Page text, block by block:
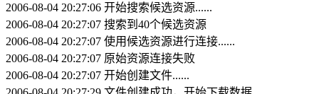
2006-08-04 20:27:06 开始搜索候选资源......
2006-08-04 20:27:07 搜索到40个候选资源
2006-08-04 20:27:07 使用候选资源进行连接......
2006-08-04 20:27:07 原始资源连接失败
2006-08-04 20:27:07 开始创建文件......